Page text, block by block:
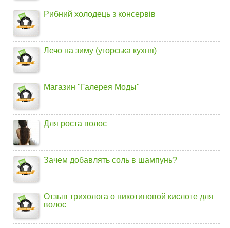
Рибний холодець з консервів
Лечо на зиму (угорська кухня)
Магазин "Галерея Моды"
Для роста волос
Зачем добавлять соль в шампунь?
Отзыв трихолога о никотиновой кислоте для
волос